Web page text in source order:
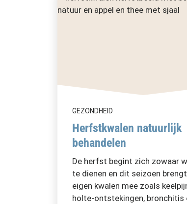
GEZONDHEID
Herfstkwalen natuurlijk
behandelen
De herfst begint zich zowaar
te dienen en dit seizoen
eigen kwalen mee zoals
holte-ontstekingen, bronchitis